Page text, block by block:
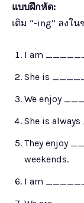
แบบฝึกหัด:
เติม “-ing” ลงใ
I am
She is
We enjoy
She is
They enjoy
weekends.
I am